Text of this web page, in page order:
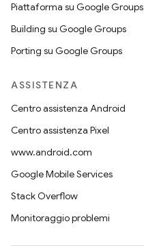
Piattaforma su Google Groups
Building su Google Groups
Porting su Google Groups
ASSISTENZA
Centro assistenza Android
Centro assistenza Pixel
www.android.com
Google Mobile Services
Stack Overflow
Monitoraggio problemi